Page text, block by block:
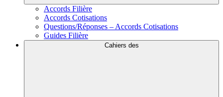
Accords Filière
Accords Cotisations
Questions/Réponses – Accords Cotisations
Guides Filière
Cahiers des